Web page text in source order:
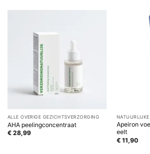
ALLE OVERIGE GEZICHTSVERZORGING
AHA peelingconcentraat
€28,99
Apeiron
eelt
€11,90